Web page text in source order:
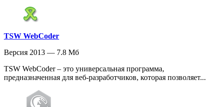
TSW WebCoder
Версия 2013 — 7.8 Мб
TSW WebCoder – это универсальная программа,
предназначенная для веб-разработчиков, которая позволяет...